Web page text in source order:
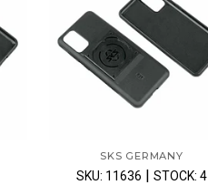
SKS GERMANY
SKU: 11636 | STOCK: 4